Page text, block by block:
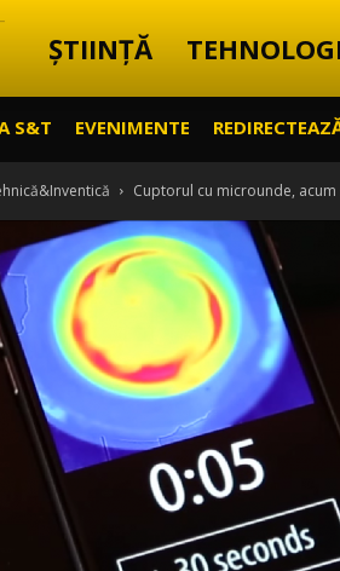
Știință
Tehnică
ȘTIINȚĂ
S&T EVENIMENTE
Cuptorul cu microunde,